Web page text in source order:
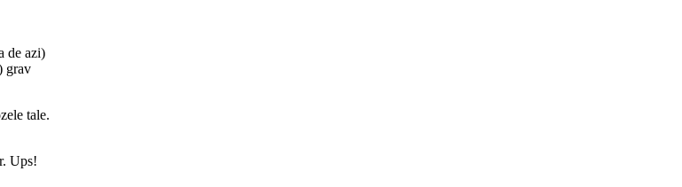
de azi)
grav
tale.
Ups!